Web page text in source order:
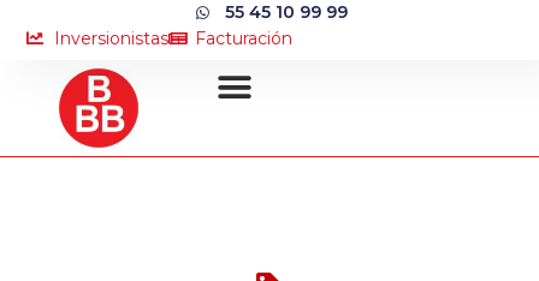
55 45 10 99 99
Inversionistas
Facturación